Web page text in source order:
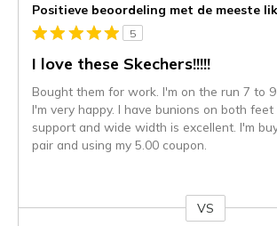
Positieve beoordeling met de meeste
5
I love these Skechers!!!!!
Bought them for work. I'm on the run 7 to 9
I'm very happy. I have bunions on both
support and wide width is excellent. I'm
pair and using my 5.00 coupon.
VS